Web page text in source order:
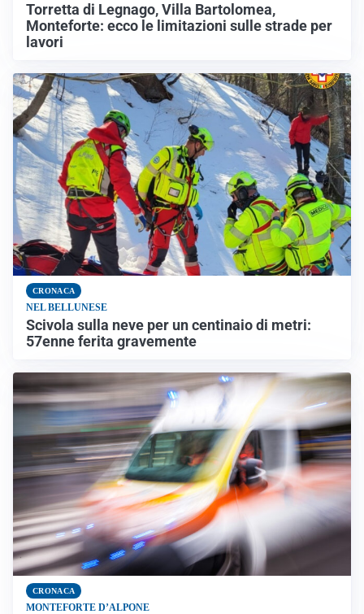
Torretta di Legnago, Villa Bartolomea,
Monteforte: ecco le limitazioni sulle strade per
lavori
CRONACA
NEL BELLUNESE
Scivola sulla neve per un centinaio di metri:
57enne ferita gravemente
CRONACA
MONTEFORTE D’ALPONE